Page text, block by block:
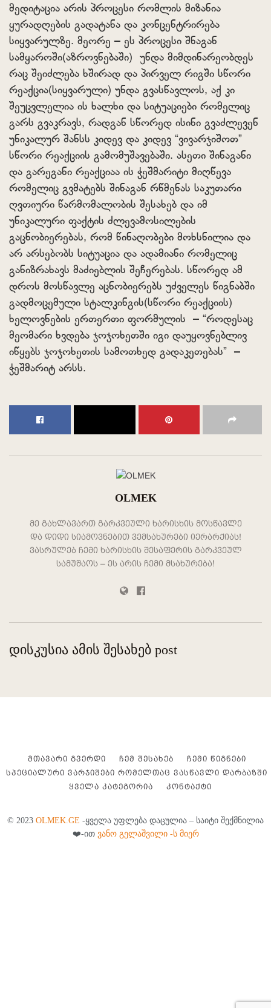
მედიტაცია არის პროცესი რომლის მიზანია
ყურადღების გადატანა და კონცენტრირება
სიყვარულზე. მეორე – ეს პროცესი შნაგან
სამყაროში(აზროვნებაში) უნდა მიმდინარეობდეს
რაც შეიძლება ხშირად და პირველ რიგში სწორი
რეაქცია(სიყვარული) უნდა გვასწავლოს, აქ კი
შეუცვლელია ის ხალხი და სიტუაციები რომელიც
გარს გვაკრავს, რადგან სწორედ ისინი გვაძლევენ
უნიკალურ შანსს კიდევ და კიდევ “ვივარჯიშოთ”
სწორი რეაქციის გამომუშავებაში. ასეთი შინაგანი
და გარეგანი რეაქციაა ის ჭეშმარიტი მიღწევა
რომელიც გვმატებს შინაგან რწმენას საკუთარი
ღვთიური წარმომალობის შესახებ და იმ
უნიკალური ფაქტის ძლევამოსილების
გაცნობიერებას, რომ წინაღობები მოხსნილია და
არ არსებობს სიტუაცია და ადამიანი რომელიც
განიზრახავს მაძიებლის შეჩერებას. სწორედ ამ
დროს მოსწავლე აცნობიერებს უძველეს წიგნაბში
გადმოცემული სტალკინგის(სწორი რეაქციის)
ხელოვნების ერთერთი ფორმულის – “როდესაც
მეომარი ხვდება ჯოჯოხეთში იგი დაუყოვნებლივ
იწყებს ჯოჯოხეთის სამოთხედ გადაკეთებას” –
ჭეშმარიტ არსს.
OLMEK
მე გახლავართ გარკვეული ხარისხის მოსწავლე
და დიდი სიამოვნებით ვემსახურები იერარქიას!
ვასრულებ ჩემი ხარისხის შესაფერის გარკვეულ
სამუშაოს – ეს არის ჩემი მსახურება!
დისკუსია ამის შესახებ post
ᲛᲗᲐᲕᲐᲠᲘ ᲒᲕᲔᲠᲓᲘ ᲩᲔᲛ ᲨᲔᲡᲐᲮᲔᲑ
ᲩᲔᲛᲘ ᲬᲘᲒᲜᲔᲑᲘ
ᲡᲞᲔᲪᲘᲐᲚᲣᲠᲘ ᲕᲐᲠᲯᲘᲨᲔᲑᲘ ᲠᲝᲛᲔᲚᲗᲐᲪ ᲕᲐᲡᲬᲐᲕᲚᲘ ᲓᲐᲠᲑᲐᲖᲨᲘ
ᲧᲕᲔᲚᲐ ᲙᲐᲢᲔᲒᲝᲠᲘᲐ
ᲙᲝᲜᲢᲐᲥᲢᲘ
© 2023 OLMEK.GE -ყველა უფლება დაცულია – საიტი შექმნილია
❤️-ით ვანო გელაშვილი -ს მიერ